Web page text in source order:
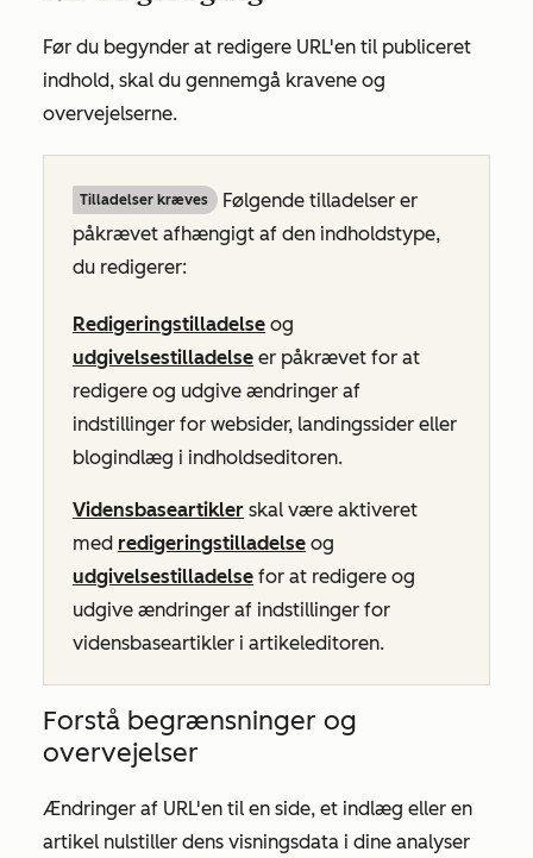
Før du begynder at redigere URL'en til publiceret
indhold, skal du gennemgå kravene og
overvejelserne.
Tilladelser kræves
Følgende tilladelser er
påkrævet afhængigt af den indholdstype,
du redigerer:
Redigeringstilladelse og
udgivelsestilladelse er påkrævet for at
redigere og udgive ændringer af
indstillinger for websider, landingssider eller
blogindlæg i indholdseditoren.
Vidensbaseartikler skal være aktiveret
med redigeringstilladelse og
udgivelsestilladelse for at redigere og
udgive ændringer af indstillinger for
vidensbaseartikler i artikeleditoren.
Forstå begrænsninger og
overvejelser
Ændringer af URL'en til en side, et indlæg eller en
artikel nulstiller dens visningsdata i dine analyser